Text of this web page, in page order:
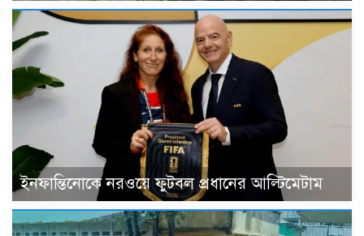
ইনফান্তিনোকে নরওয়ে ফুটবল প্রধানের আল্টিমেটাম